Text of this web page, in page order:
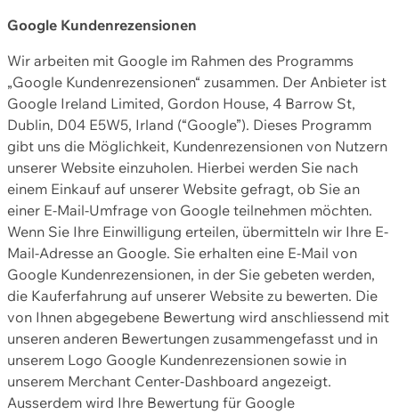
Google Kundenrezensionen
Wir arbeiten mit Google im Rahmen des Programms
„Google Kundenrezensionen“ zusammen. Der Anbieter ist
Google Ireland Limited, Gordon House, 4 Barrow St,
Dublin, D04 E5W5, Irland (“Google”). Dieses Programm
gibt uns die Möglichkeit, Kundenrezensionen von Nutzern
unserer Website einzuholen. Hierbei werden Sie nach
einem Einkauf auf unserer Website gefragt, ob Sie an
einer E-Mail-Umfrage von Google teilnehmen möchten.
Wenn Sie Ihre Einwilligung erteilen, übermitteln wir Ihre E-
Mail-Adresse an Google. Sie erhalten eine E-Mail von
Google Kundenrezensionen, in der Sie gebeten werden,
die Kauferfahrung auf unserer Website zu bewerten. Die
von Ihnen abgegebene Bewertung wird anschliessend mit
unseren anderen Bewertungen zusammengefasst und in
unserem Logo Google Kundenrezensionen sowie in
unserem Merchant Center-Dashboard angezeigt.
Ausserdem wird Ihre Bewertung für Google